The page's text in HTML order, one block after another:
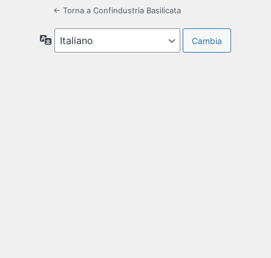
← Torna a Confindustria Basilicata
Lingua